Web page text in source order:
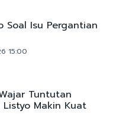
Soal Isu Pergantian
15:00
Tuntutan
Makin Kuat